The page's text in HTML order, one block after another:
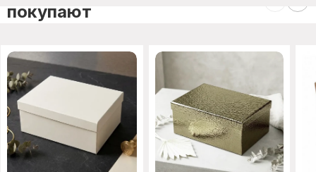
покупают